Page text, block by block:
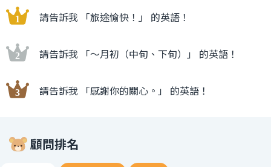
請告訴我 「旅途愉快！」 的英語！
請告訴我 「〜月初（中旬、下旬）」 的英語！
請告訴我 「感謝你的關心。」 的英語！
顧問排名